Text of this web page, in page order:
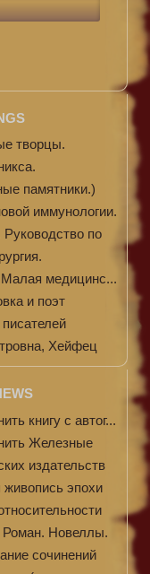
творцы.
памятники.)
иммунологии.
по
медицинс...
и поэт
Хейфец
книгу с автог...
Железные
издательств
живопись эпохи
Новеллы.
сочинений